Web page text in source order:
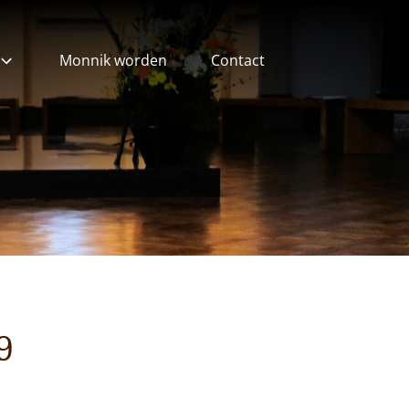
Monnik worden Contact